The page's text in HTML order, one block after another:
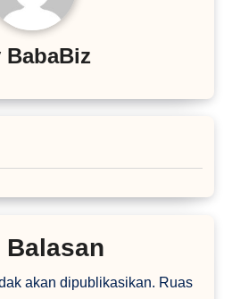
BabaBiz
akan dipublikasikan. Ruas